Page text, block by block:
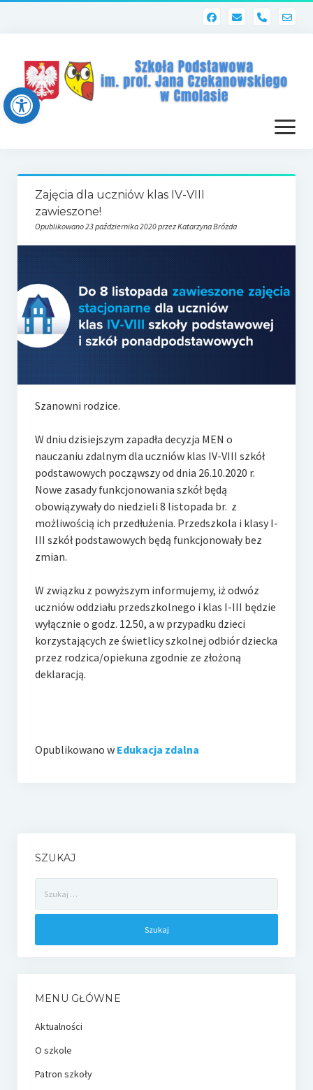
Open toolbar
phone
otwórz
menu
Dziennik elektroniczny (Librus)
Dla nauczycieli
Poczta szkolna
Dziennik elektroniczny
e-Rada
Logowanie
Zajęcia dla uczniów klas IV-VIII
zawieszone!
Opublikowano 23 października 2020 przez Katarzyna Brózda
Szanowni rodzice.
W dniu dzisiejszym zapadła decyzja MEN o
nauczaniu zdalnym dla uczniów klas IV-VIII szkół
podstawowych począwszy od dnia 26.10.2020 r.
Nowe zasady funkcjonowania szkół będą
obowiązywały do niedzieli 8 listopada br. z
możliwością ich przedłużenia. Przedszkola i klasy I-
III szkół podstawowych będą funkcjonowały bez
zmian.
W związku z powyższym informujemy, iż odwóz
uczniów oddziału przedszkolnego i klas I-III będzie
wyłącznie o godz. 12.50, a w przypadku dzieci
korzystających ze świetlicy szkolnej odbiór dziecka
przez rodzica/opiekuna zgodnie ze złożoną
deklaracją.
Opublikowano w Edukacja zdalna
SZUKAJ
MENU GŁÓWNE
Aktualności
O szkole
Patron szkoły